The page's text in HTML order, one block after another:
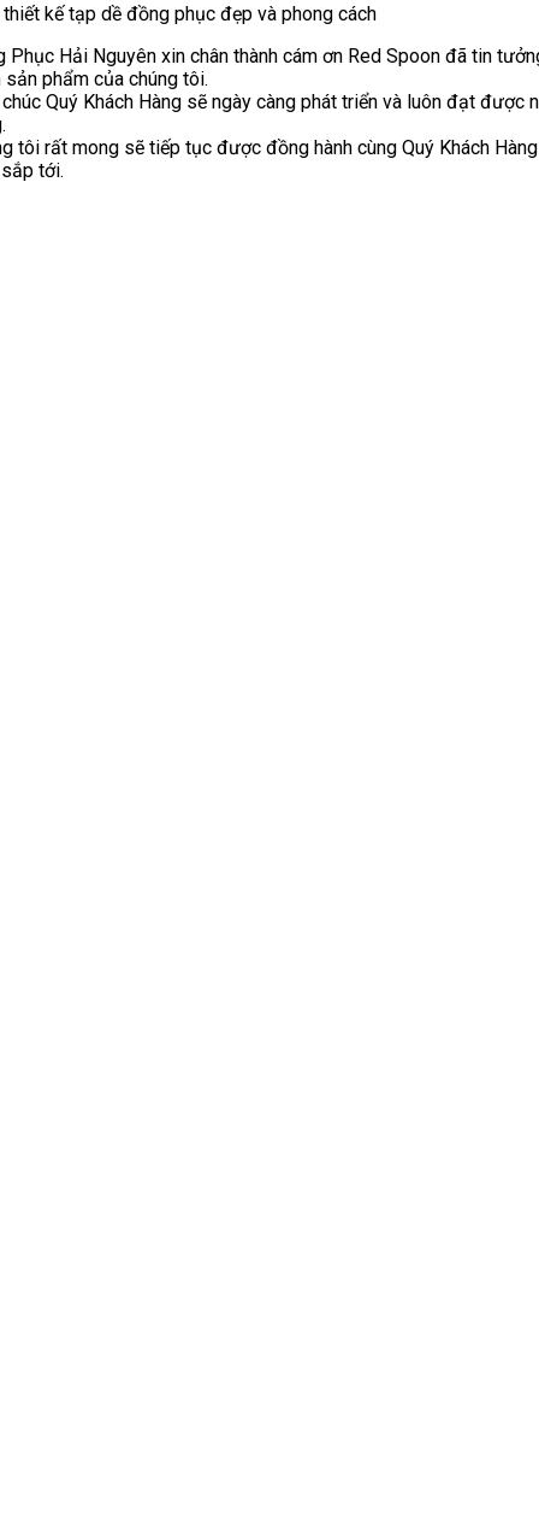
kế tạp dề đồng phục đẹp và phong cách
Phục Hải Nguyên xin chân thành cám ơn Red Spoon đã tin
sản phẩm của chúng tôi.
Quý Khách Hàng sẽ ngày càng phát triển và luôn đạt được
tôi rất mong sẽ tiếp tục được đồng hành cùng Quý Khách
tới.